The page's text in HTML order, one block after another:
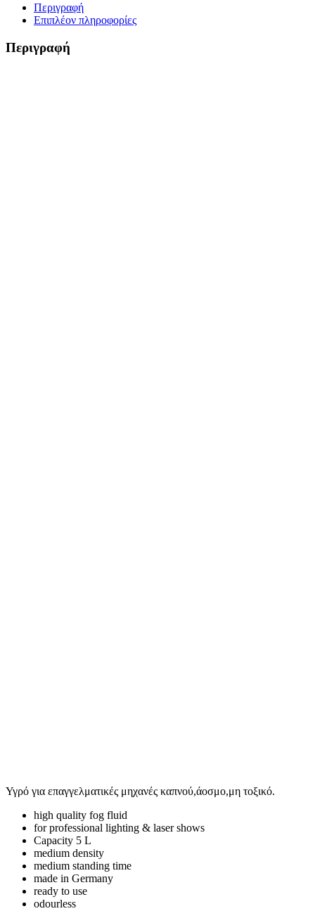
Περιγραφή
Επιπλέον πληροφορίες
Περιγραφή
Υγρό για επαγγελματικές μηχανές καπνού,άοσμο,μη τοξικό.
high quality fog fluid
for professional lighting & laser shows
Capacity 5 L
medium density
medium standing time
made in Germany
ready to use
odourless